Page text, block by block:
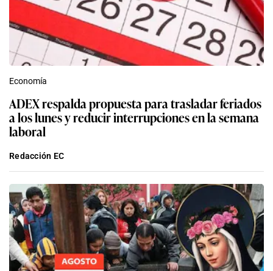
Economía
ADEX respalda propuesta para trasladar feriados
a los lunes y reducir interrupciones en la semana
laboral
Redacción EC